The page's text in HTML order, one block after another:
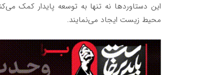
این دستاوردها نه تنها به توسعه پایدار کمک
محیط زیست ایجاد می‌نمایند.